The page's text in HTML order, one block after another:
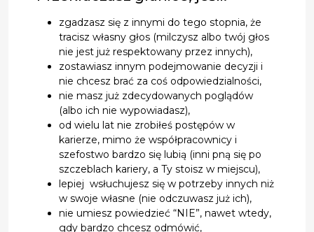
zgadzasz się z innymi do tego stopnia, że
tracisz własny głos (milczysz albo twój głos
nie jest już respektowany przez innych),
zostawiasz innym podejmowanie decyzji i
nie chcesz brać za coś odpowiedzialności,
nie masz już zdecydowanych poglądów
(albo ich nie wypowiadasz),
od wielu lat nie zrobiłeś postępów w
karierze, mimo że współpracownicy i
szefostwo bardzo się lubią (inni pną się po
szczeblach kariery, a Ty stoisz w miejscu),
lepiej wsłuchujesz się w potrzeby innych niż
w swoje własne (nie odczuwasz już ich),
nie umiesz powiedzieć “NIE”, nawet wtedy,
gdy bardzo chcesz odmówić,